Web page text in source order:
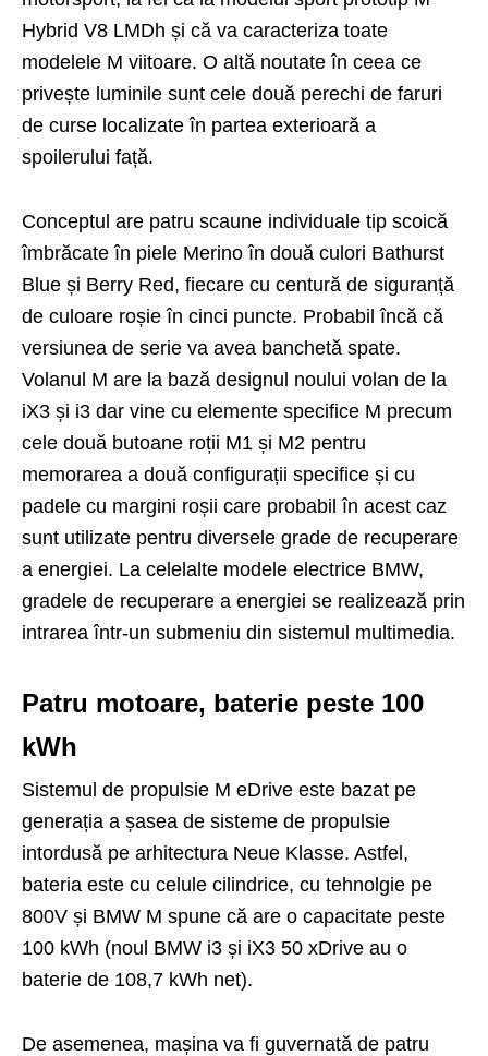
Hybrid V8 LMDh și că va caracteriza toate
modelele M viitoare. O altă noutate în ceea ce
privește luminile sunt cele două perechi de faruri
de curse localizate în partea exterioară a
spoilerului față.
Conceptul are patru scaune individuale tip scoică
îmbrăcate în piele Merino în două culori Bathurst
Blue și Berry Red, fiecare cu centură de siguranță
de culoare roșie în cinci puncte. Probabil încă că
versiunea de serie va avea banchetă spate.
Volanul M are la bază designul noului volan de la
iX3 și i3 dar vine cu elemente specifice M precum
cele două butoane roții M1 și M2 pentru
memorarea a două configurații specifice și cu
padele cu margini roșii care probabil în acest caz
sunt utilizate pentru diversele grade de recuperare
a energiei. La celelalte modele electrice BMW,
gradele de recuperare a energiei se realizează prin
intrarea într-un submeniu din sistemul multimedia.
Patru motoare, baterie peste 100
kWh
Sistemul de propulsie M eDrive este bazat pe
generația a șasea de sisteme de propulsie
intordusă pe arhitectura Neue Klasse. Astfel,
bateria este cu celule cilindrice, cu tehnolgie pe
800V și BMW M spune că are o capacitate peste
100 kWh (noul BMW i3 și iX3 50 xDrive au o
baterie de 108,7 kWh net).
De asemenea, mașina va fi guvernată de patru